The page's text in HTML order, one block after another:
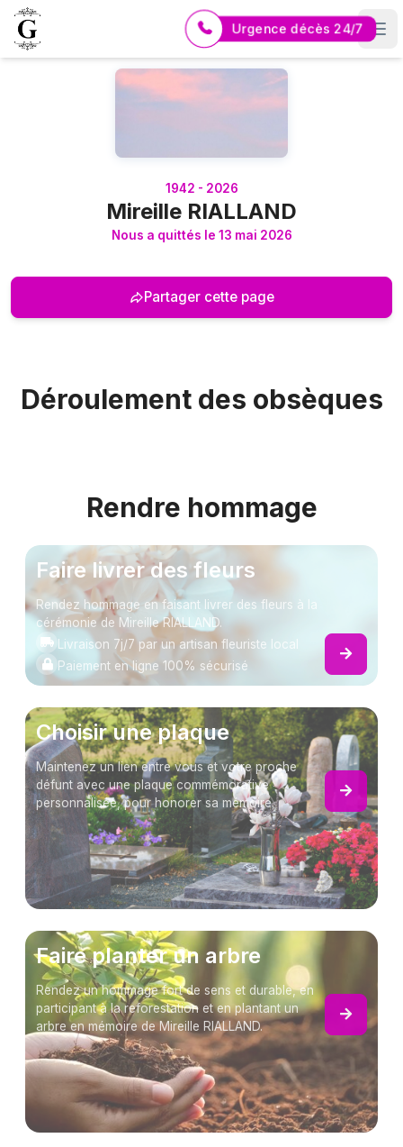
Logo Pompes Funèbres GUERIN
Urgence décès 24/7
1942 - 2026
Mireille RIALLAND
Nous a quittés le 13 mai 2026
Partager cette page
Déroulement des obsèques
Rendre hommage
Faire livrer des fleurs
Rendez hommage en faisant livrer des fleurs à la
cérémonie de Mireille RIALLAND.
Livraison 7j/7 par un artisan fleuriste local
Paiement en ligne 100% sécurisé
Choisir une plaque
Maintenez un lien entre vous et votre proche
défunt avec une plaque commémorative
personnalisée, pour honorer sa mémoire.
Faire planter un arbre
Rendez un hommage fort de sens et durable, en
participant à la reforestation et en plantant un
arbre en mémoire de Mireille RIALLAND.